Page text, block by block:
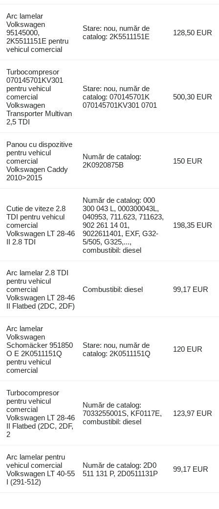
Arc lamelar
Volkswagen
95145000,
2K5511151E pentru
vehicul comercial
Stare: nou, număr de
catalog: 2K5511151E
128,50 EUR
Turbocompresor
070145701KV301
pentru vehicul
comercial
Volkswagen
Transporter Multivan
2,5 TDI
Stare: nou, număr de
catalog: 070145701K
070145701KV301 0701
500,30 EUR
Panou cu dispozitive
pentru vehicul
comercial
Volkswagen Caddy
2010>2015
Număr de catalog:
2K0920875B
150 EUR
Cutie de viteze 2.8
TDI pentru vehicul
comercial
Volkswagen LT 28-46
II 2.8 TDI
Număr de catalog: 000
300 043 L, 000300043L,
040953, 711.623, 711623,
902 261 14 01,
9022611401, EXF, G32-
5/505, G325,...,
combustibil: diesel
198,35 EUR
Arc lamelar 2.8 TDI
pentru vehicul
comercial
Volkswagen LT 28-46
II Flatbed (2DC, 2DF)
Combustibil: diesel 99,17 EUR
Arc lamelar
Volkswagen
Schomäcker 951850
O E 2K0511151Q
pentru vehicul
comercial
Stare: nou, număr de
catalog: 2K0511151Q
120 EUR
Turbocompresor
pentru vehicul
comercial
Volkswagen LT 28-46
II Flatbed (2DC, 2DF,
2
Număr de catalog:
7033255001S, KF0117E,
combustibil: diesel
123,97 EUR
Arc lamelar pentru
vehicul comercial
Volkswagen LT 40-55
I (291-512)
Număr de catalog: 2D0
511 131 P, 2D0511131P
99,17 EUR